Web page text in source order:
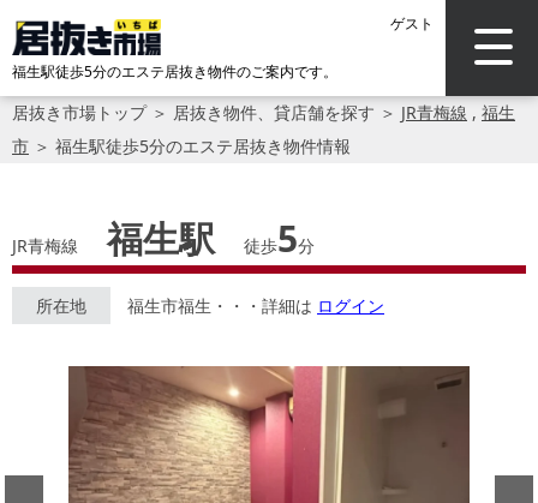
ゲスト
福生駅徒歩5分のエステ居抜き物件のご案内です。
居抜き市場トップ＞ 居抜き物件、貸店舗を探す ＞ JR青梅線 , 福生
市 ＞ 福生駅徒歩5分のエステ居抜き物件情報
JR青梅線 福生駅 徒歩5分
所在地 福生市福生・・・詳細は ログイン